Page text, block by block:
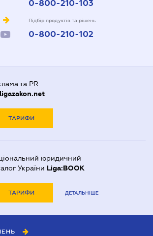
0-800-210-103
Підбір продуктів та рішень
0-800-210-102
та PR
ligazakon.net
ТАРИФИ
юридичний
України Liga:BOOK
ТАРИФИ ДЕТАЛЬНІШЕ